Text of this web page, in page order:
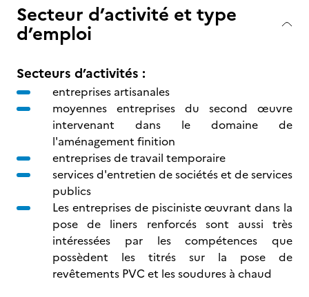
Secteur d’activité et type
d’emploi
Secteurs d’activités :
entreprises artisanales
moyennes entreprises du second œuvre
intervenant dans le domaine de
l'aménagement finition
entreprises de travail temporaire
services d'entretien de sociétés et de services
publics
Les entreprises de pisciniste œuvrant dans la
pose de liners renforcés sont aussi très
intéressées par les compétences que
possèdent les titrés sur la pose de
revêtements PVC et les soudures à chaud